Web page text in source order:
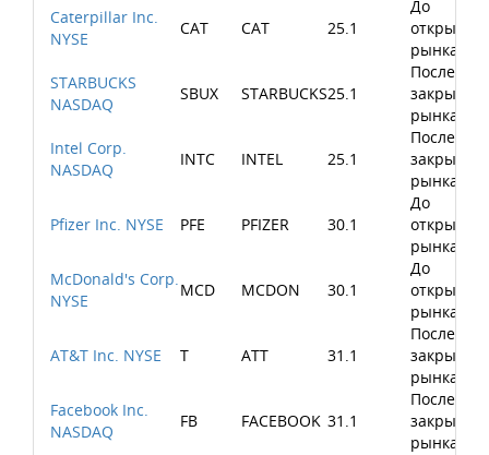
До
открытия
рынка
25.1
CAT
CAT
Caterpillar Inc.
NYSE
После
закрытия
рынка
25.1
STARBUCKS
SBUX
STARBUCKS
NASDAQ
После
закрытия
рынка
25.1
INTEL
INTC
Intel Corp.
NASDAQ
До
открытия
рынка
30.1
PFIZER
PFE
Pfizer Inc. NYSE
До
открытия
рынка
30.1
MCDON
MCD
McDonald's Corp.
NYSE
После
закрытия
рынка
31.1
ATT
T
AT&T Inc. NYSE
После
закрытия
рынка
31.1
FACEBOOK
FB
Facebook Inc.
NASDAQ